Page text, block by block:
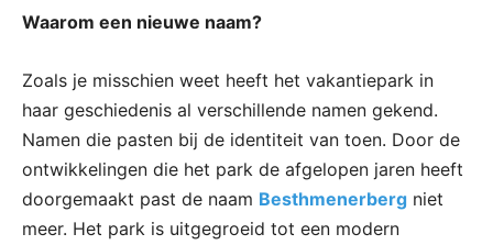
Waarom een nieuwe naam?
Zoals je misschien weet heeft het vakantiepark in
haar geschiedenis al verschillende namen gekend.
Namen die pasten bij de identiteit van toen. Door de
ontwikkelingen die het park de afgelopen jaren heeft
doorgemaakt past de naam Besthmenerberg niet
meer. Het park is uitgegroeid tot een modern